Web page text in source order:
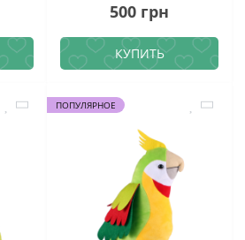
500 грн
КУПИТЬ
ПОПУЛЯРНОЕ